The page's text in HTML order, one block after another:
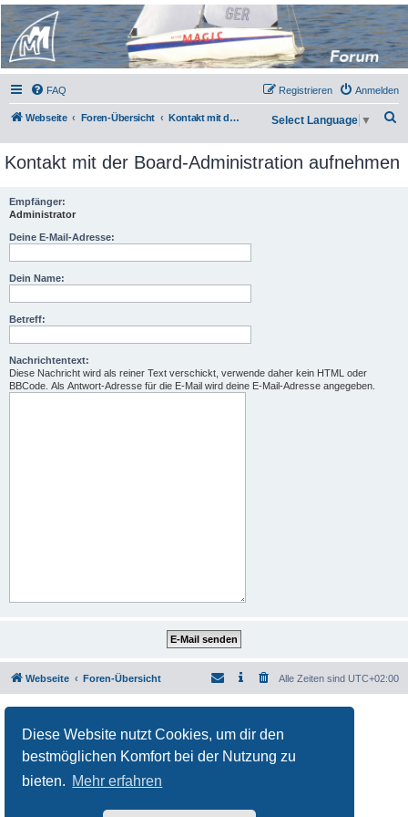
Diese Website nutzt Cookies, um dir den
bestmöglichen Komfort bei der Nutzung zu
bieten. Mehr erfahren
Micro Magic Forum
Deutschland
FAQ Anmelden
Registrieren
Webseite Foren-Übersicht Kontakt mit der Board-Administration aufnehmen
c
Select Language ▼
Kontakt mit der Board-Administration aufnehmen
Empfänger:
Administrator
Deine E-Mail-Adresse:
Dein Name:
Betreff:
Nachrichtentext:
Diese Nachricht wird als reiner Text verschickt, verwende daher kein HTML oder
BBCode. Als Antwort-Adresse für die E-Mail wird deine E-Mail-Adresse angegeben.
Webseite Foren-Übersicht Alle Zeiten sind UTC+02:00
Deutsche Übersetzung durchphpBB.de
Nutzungsbedingungen